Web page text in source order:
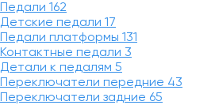
Педали 162
Детские педали 17
Педали платформы 131
Контактные педали 3
Детали к педалям 5
Переключатели передние 43
Переключатели задние 65